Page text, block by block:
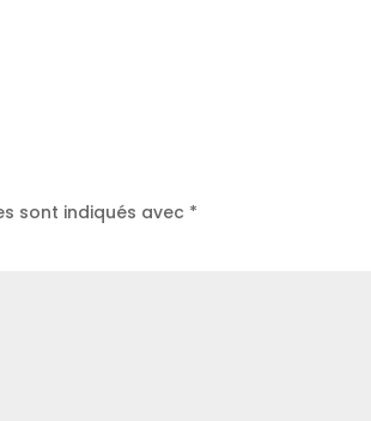
sont indiqués avec *